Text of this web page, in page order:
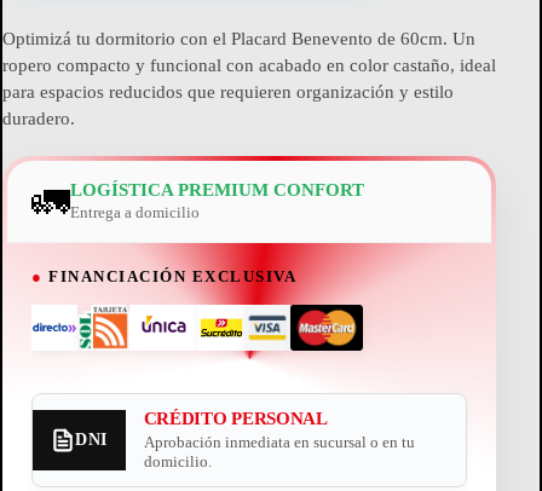
Optimizá tu dormitorio con el Placard Benevento de 60cm. Un
ropero compacto y funcional con acabado en color castaño, ideal
para espacios reducidos que requieren organización y estilo
duradero.
🚛LOGÍSTICA PREMIUM CONFORT
Entrega a domicilio
● FINANCIACIÓN EXCLUSIVA
DNI
CRÉDITO PERSONAL
Aprobación inmediata en sucursal o en tu
domicilio.